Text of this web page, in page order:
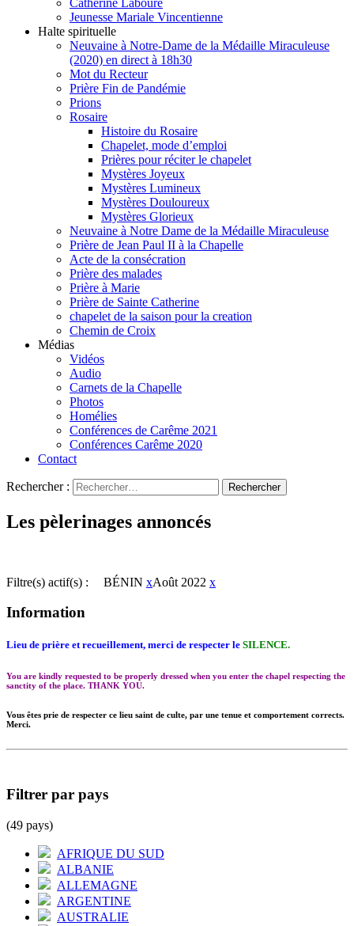
Jeunesse Mariale Vincentienne
Halte spirituelle
Neuvaine à Notre-Dame de la Médaille Miraculeuse
(2020) en direct à 18h30
Mot du Recteur
Prière Fin de Pandémie
Prions
Rosaire
Histoire du Rosaire
Chapelet, mode d’emploi
Prières pour réciter le chapelet
Mystères Joyeux
Mystères Lumineux
Mystères Douloureux
Mystères Glorieux
Neuvaine à Notre Dame de la Médaille Miraculeuse
Prière de Jean Paul II à la Chapelle
Acte de la consécration
Prière des malades
Prière à Marie
Prière de Sainte Catherine
chapelet de la saison pour la creation
Chemin de Croix
Médias
Vidéos
Audio
Carnets de la Chapelle
Photos
Homélies
Conférences de Carême 2021
Conférences Carême 2020
Contact
Rechercher :
Les pèlerinages annoncés
Filtre(s) actif(s) : BÉNIN xAoût 2022 x
Information
Lieu de prière et recueillement, merci de respecter le SILENCE.
You are kindly requested to be properly dressed when you enter the chapel respecting the
sanctity of the place. THANK YOU.
Vous êtes prie de respecter ce lieu saint de culte, par une tenue et comportement corrects.
Merci.
Filtrer par pays
(49 pays)
AFRIQUE DU SUD
ALBANIE
ALLEMAGNE
ARGENTINE
AUSTRALIE